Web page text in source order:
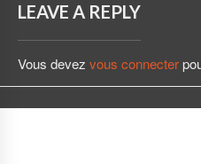
LEAVE A REPLY
Vous devez vous connecter